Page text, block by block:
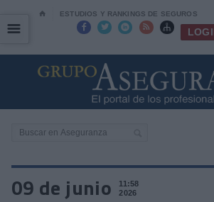
⌂ ESTUDIOS Y RANKINGS DE SEGUROS
    
☰
☰
09 de junio
11:58
2026